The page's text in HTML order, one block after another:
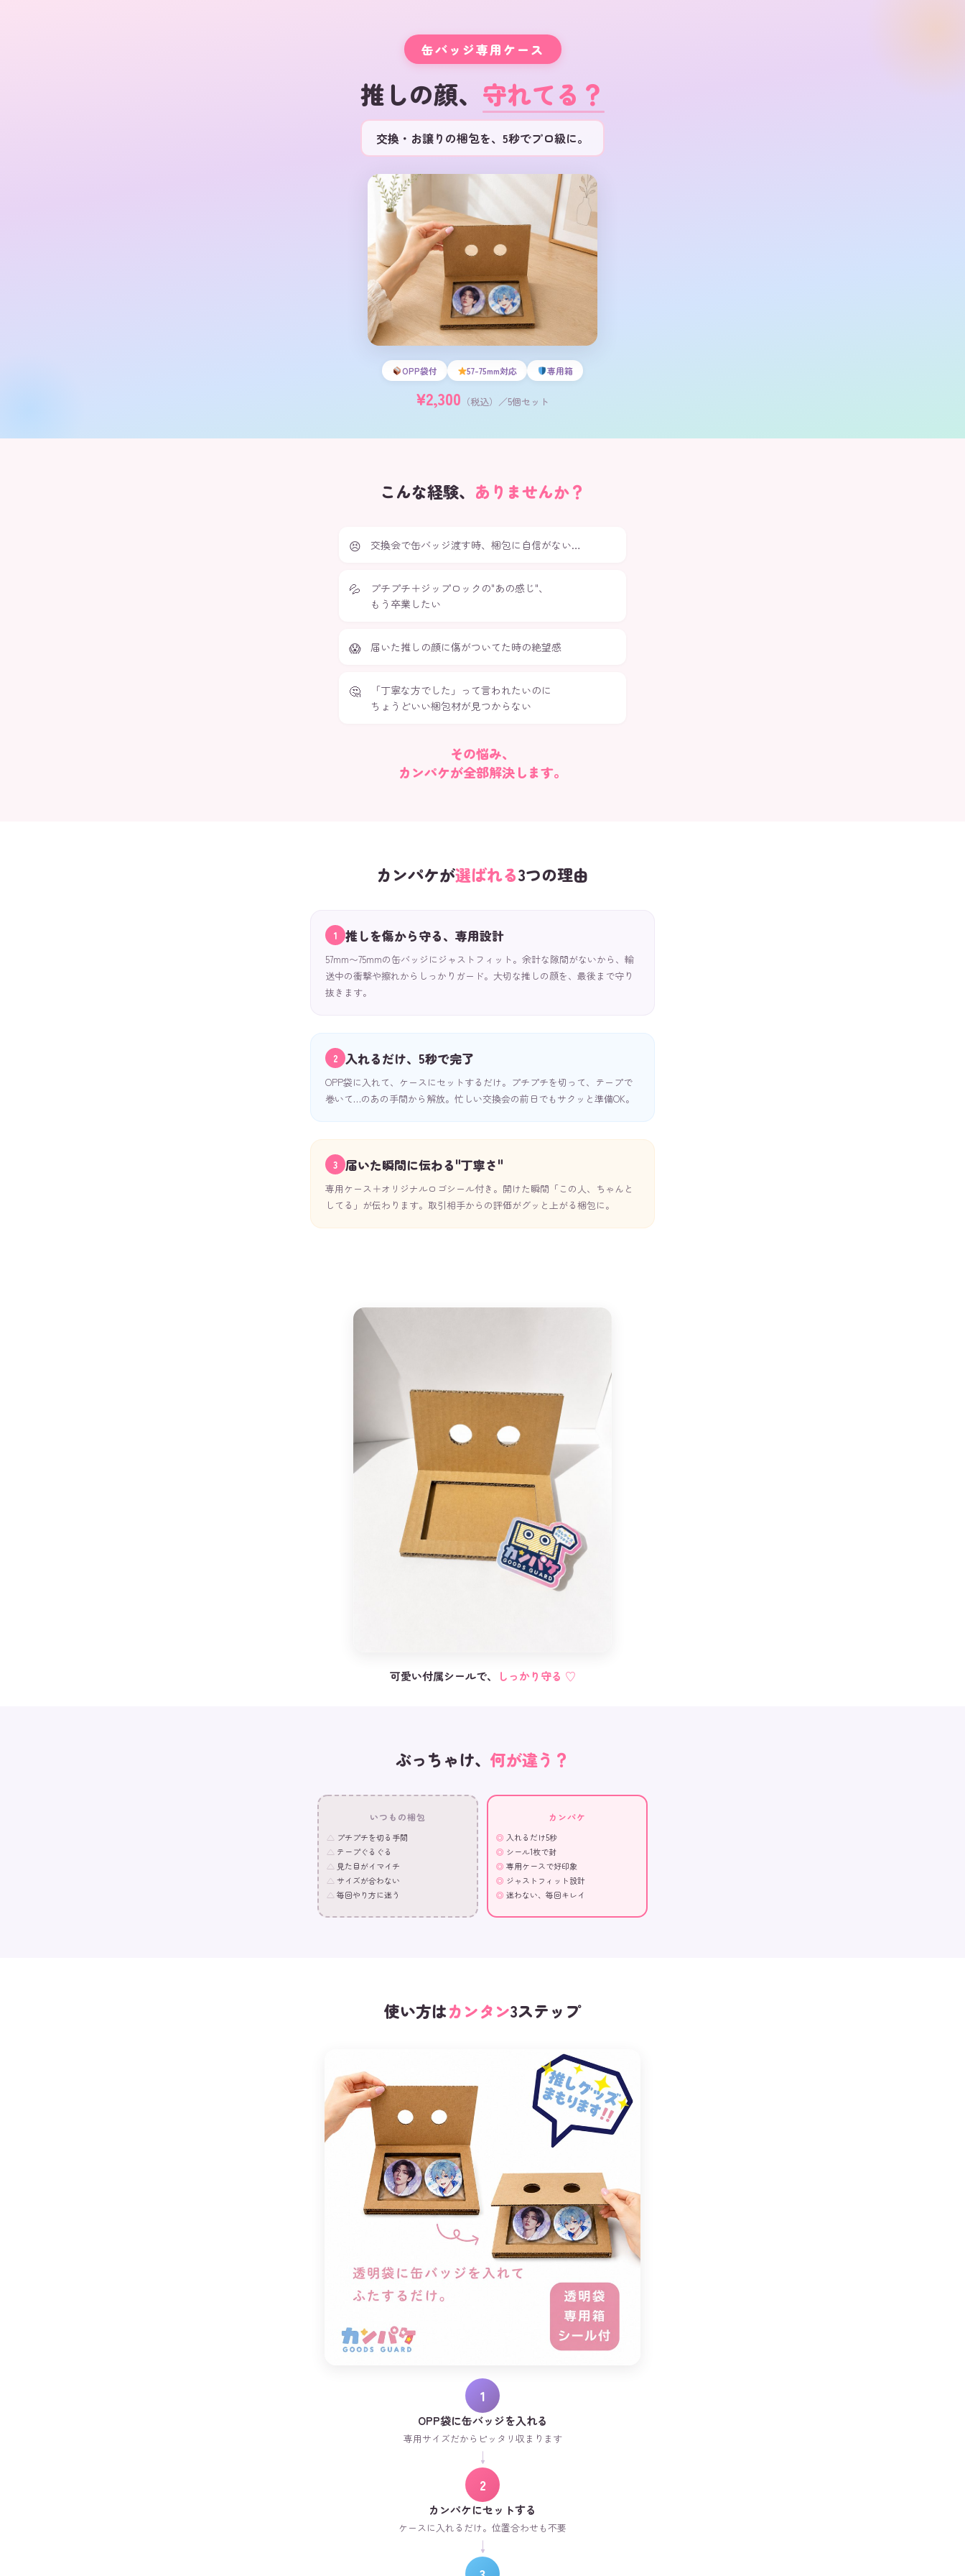
缶バッジ専用ケース
推しの顔、 守れてる？
交換・お譲りの梱包を、5秒でプロ級に。
OPP袋付 57-75mm対応 専用箱
¥2,300 （税込）／5個セット
こんな経験、 ありませんか？
交換会で缶バッジ渡す時、梱包に自信がない…
プチプチ＋ジップロックの"あの感じ"、
もう卒業したい
届いた推しの顔に傷がついてた時の絶望感
「丁寧な方でした」って言われたいのに
ちょうどいい梱包材が見つからない
その悩み、
カンパケが全部解決します。
カンパケが選ばれる3つの理由
1 推しを傷から守る、専用設計
57mm〜75mmの缶バッジにジャストフィット。余計な隙間がないから、輸
送中の衝撃や擦れからしっかりガード。大切な推しの顔を、最後まで守り
抜きます。
2 入れるだけ、5秒で完了
OPP袋に入れて、ケースにセットするだけ。プチプチを切って、テープで
巻いて…のあの手間から解放。忙しい交換会の前日でもサクッと準備OK。
3 届いた瞬間に伝わる"丁寧さ"
専用ケース＋オリジナルロゴシール付き。開けた瞬間「この人、ちゃんと
してる」が伝わります。取引相手からの評価がグッと上がる梱包に。
可愛い付属シールで、 しっかり守る ♡
ぶっちゃけ、 何が違う？
いつもの梱包
プチプチを切る手間
テープぐるぐる
見た目がイマイチ
サイズが合わない
毎回やり方に迷う
カンパケ
入れるだけ5秒
シール1枚で封
専用ケースで好印象
ジャストフィット設計
迷わない、毎回キレイ
使い方はカンタン3ステップ
1
OPP袋に缶バッジを入れる
専用サイズだからピッタリ収まります
↓
2
カンパケにセットする
ケースに入れるだけ。位置合わせも不要
↓